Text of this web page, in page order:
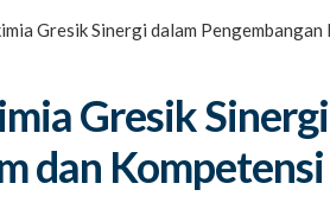
Gresik Sinergi dalam
Gresik Sinergi
dan Kompetensi